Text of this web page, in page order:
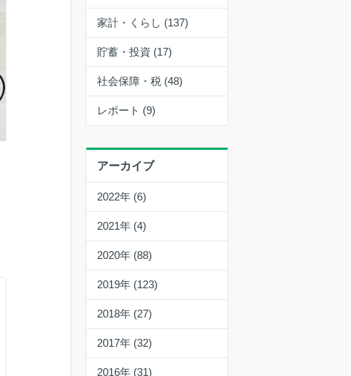
家計・くらし (137)
貯蓄・投資 (17)
社会保障・税 (48)
レポート (9)
アーカイブ
2022年 (6)
2021年 (4)
2020年 (88)
2019年 (123)
2018年 (27)
2017年 (32)
2016年 (31)